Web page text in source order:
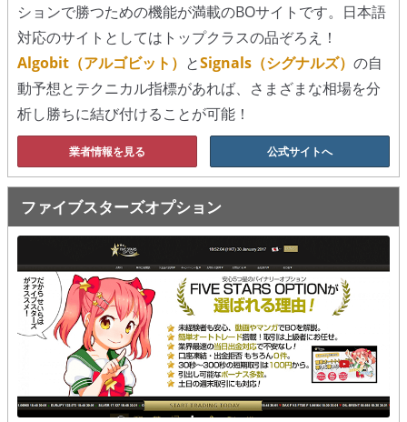
ションで勝つための機能が満載のBOサイトです。日本語
対応のサイトとしてはトップクラスの品ぞろえ！
Algobit（アルゴビット） とSignals（シグナルズ） の自
動予想とテクニカル指標があれば、さまざまな相場を分
析し勝ちに結び付けることが可能！
業者情報を見る 公式サイトへ
ファイブスターズオプション